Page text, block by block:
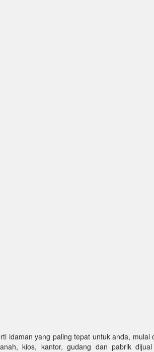
idaman yang paling tepat untuk anda, mulai
kios, kantor, gudang dan pabrik